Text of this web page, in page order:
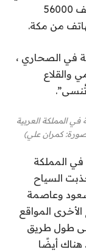
الماضية عبر 46 دولة عبر أربع قارات وقطف 56000
في الصحاري ،
والقلاع
تُنسى”.
المملكة العربية
كمران علي)
المملكة
السياح
سعود وعاصمة
المواقع
طول طريق
هناك أيضًا